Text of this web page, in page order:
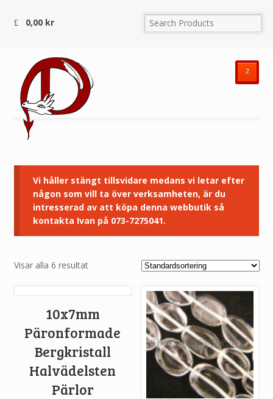
0,00 kr
²
Vi håller stängt tillsvidare medans vi letar efter
någon som vill ta över verksamheten, är du
intresserad av att köpa denna webbutik så
kontakta Ivan på 073-7275041.
Visar alla 6 resultat
10x7mm
Päronformade
Bergkristall
Halvädelsten
Pärlor